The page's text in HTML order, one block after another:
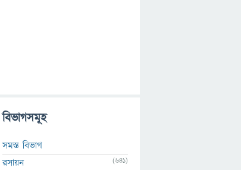
বিভাগসমূহ
সমস্ত বিভাগ
রসায়ন
(641)